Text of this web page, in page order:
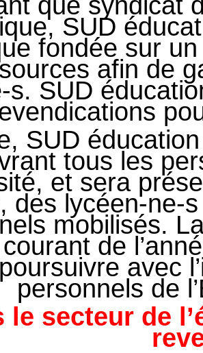
SUD
fondée sur
afin de
s. SUD
SUD
tous les
et sera
des lycéen-ne-
mobilisés.
de
avec
personnels de
le secteur de